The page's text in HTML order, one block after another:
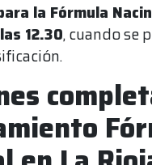
la Fórmula
12.30, cuando se